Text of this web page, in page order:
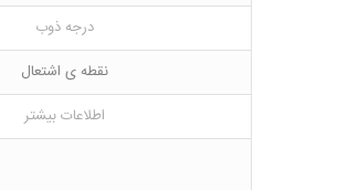
درجه ذوب
نقطه ی اشتعال
اطلاعات بیشتر